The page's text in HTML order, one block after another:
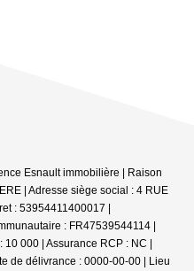
Esnault immobilière | Raison
| Adresse siège social : 4 RUE
: 53954411400017 |
: FR47539544114 |
000 | Assurance RCP : NC |
de délivrance : 0000-00-00 | Lieu